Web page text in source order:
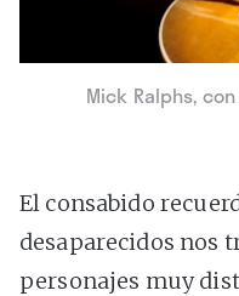
Mick Ralphs,
El consabido
desaparecidos nos
personajes muy